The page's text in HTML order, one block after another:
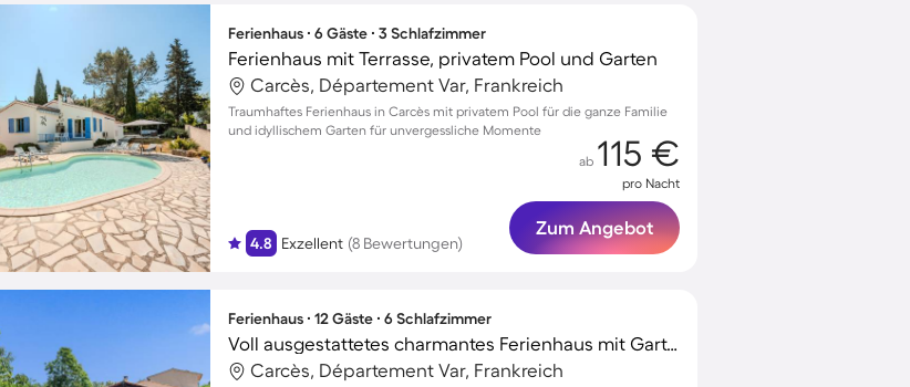
Ferienhaus ∙ 6 Gäste ∙ 3 Schlafzimmer
Ferienhaus mit Terrasse, privatem Pool und Garten
Carcès, Département Var, Frankreich
Traumhaftes Ferienhaus in Carcès mit privatem Pool für die ganze Familie
und idyllischem Garten für unvergessliche Momente
4.8 Exzellent (8 Bewertungen)
ab 115 €
pro Nacht
Zum Angebot
Ferienhaus ∙ 12 Gäste ∙ 6 Schlafzimmer
Voll ausgestattetes charmantes Ferienhaus mit Garten, Terrasse und privatem Pool | Haustiere sind willkommen
Carcès, Département Var, Frankreich